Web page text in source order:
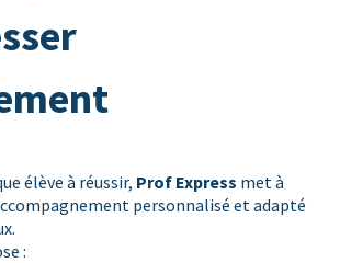
élève à réussir, Prof Express met à
personnalisé et adapté
: